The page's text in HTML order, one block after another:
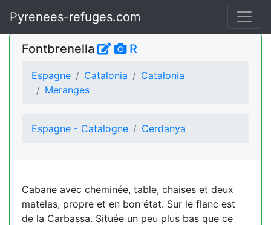
Pyrenees-refuges.com
Fontbrenella R
Espagne Catalonia
Catalonia
Meranges
Espagne - Catalogne Cerdanya
Cabane avec cheminée, table, chaises et deux
matelas, propre et en bon état. Sur le flanc est
de la Carbassa. Située un peu plus bas que ce